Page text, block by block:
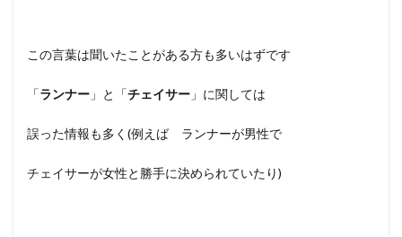
この言葉は聞いたことがある方も多いはずです
「ランナー 」と「チェイサー 」に関しては
誤った情報も多く(例えば ランナーが男性で
チェイサーが女性と勝手に決められていたり)